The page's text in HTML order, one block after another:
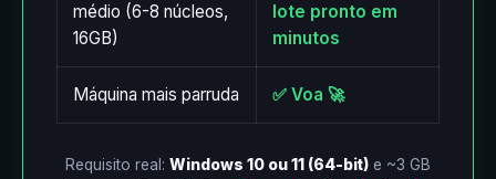
médio (6-8 núcleos,
16GB)
lote pronto em
minutos
Máquina mais parruda ✅ Voa 🚀
Requisito real: Windows 10 ou 11 (64-bit) e ~3 GB